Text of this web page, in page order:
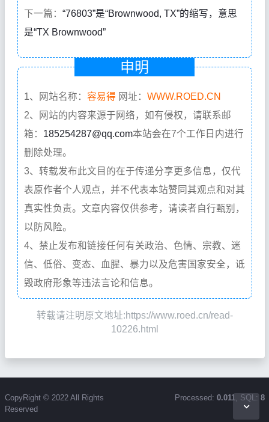
下一篇： “76803”是“Brownwood, TX”的缩写，意思
是“TX Brownwood”
申明
1、网站名称： 容易得 网址： WWW.ROED.CN
2、网站的内容来源于网络，如有侵权，请联系邮
箱： 185254287@qq.com本站会在7个工作日内进行
删除处理。
3、转载发布此文目的在于传递分享更多信息，仅代
表原作者个人观点，并不代表本站赞同其观点和对其
真实性负责。文章内容仅供参考，请读者自行甄别，
以防风险。
4、禁止发布和链接任何有关政治、色情、宗教、迷
信、低俗、变态、血腥、暴力以及危害国家安全，诋
毁政府形象等违法言论和信息。
转载请注明原文地址:https://www.roed.cn/read-
10226.html
CopyRight © 2022 All Rights
Reserved
Processed: 0.011, SQL: 8